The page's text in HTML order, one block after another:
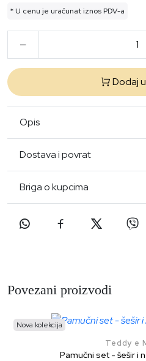
* U cenu je uračunat iznos PDV-a
Dodaj
Opis
Dostava i povrat
Briga o kupcima
Povezani proizvodi
Nova kolekcija
Teddy e
Pamučni set - šešir i